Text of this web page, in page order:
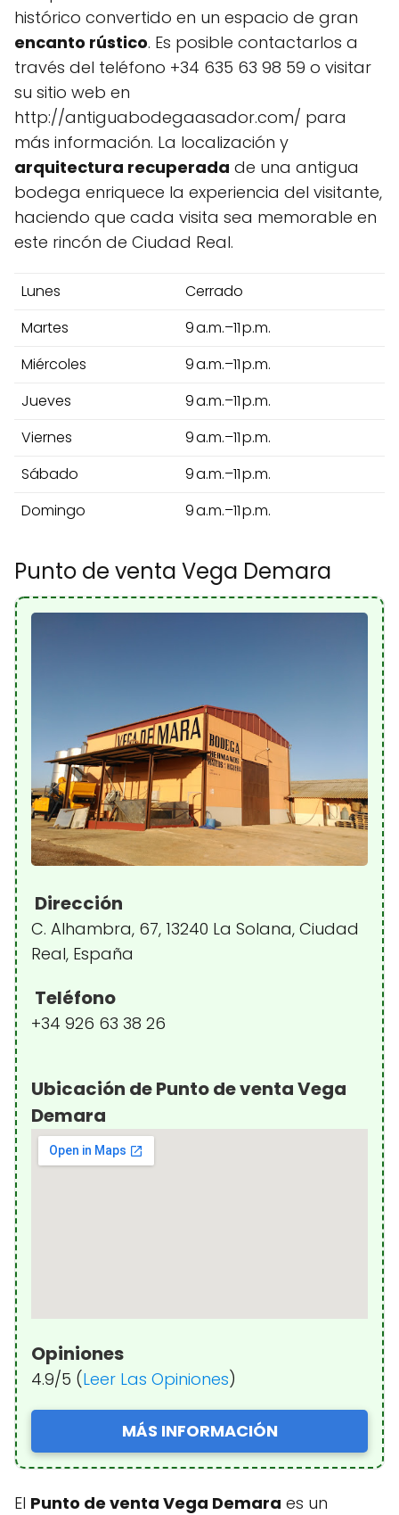
histórico convertido en un espacio de gran
encanto rústico. Es posible contactarlos a
través del teléfono +34 635 63 98 59 o visitar
su sitio web en
http://antiguabodegaasador.com/ para
más información. La localización y
arquitectura recuperada de una antigua
bodega enriquece la experiencia del visitante,
haciendo que cada visita sea memorable en
este rincón de Ciudad Real.
Lunes
Cerrado
Martes
9 a.m.–11 p.m.
Miércoles
9 a.m.–11 p.m.
Jueves
9 a.m.–11 p.m.
Viernes
9 a.m.–11 p.m.
Sábado
9 a.m.–11 p.m.
Domingo
9 a.m.–11 p.m.
Punto de venta Vega Demara
Dirección
C. Alhambra, 67, 13240 La Solana, Ciudad
Real, España
Teléfono
+34 926 63 38 26
Ubicación de Punto de venta Vega
Demara
Opiniones
4.9/5 (Leer Las Opiniones)
MÁS INFORMACIÓN
El Punto de venta Vega Demara es un